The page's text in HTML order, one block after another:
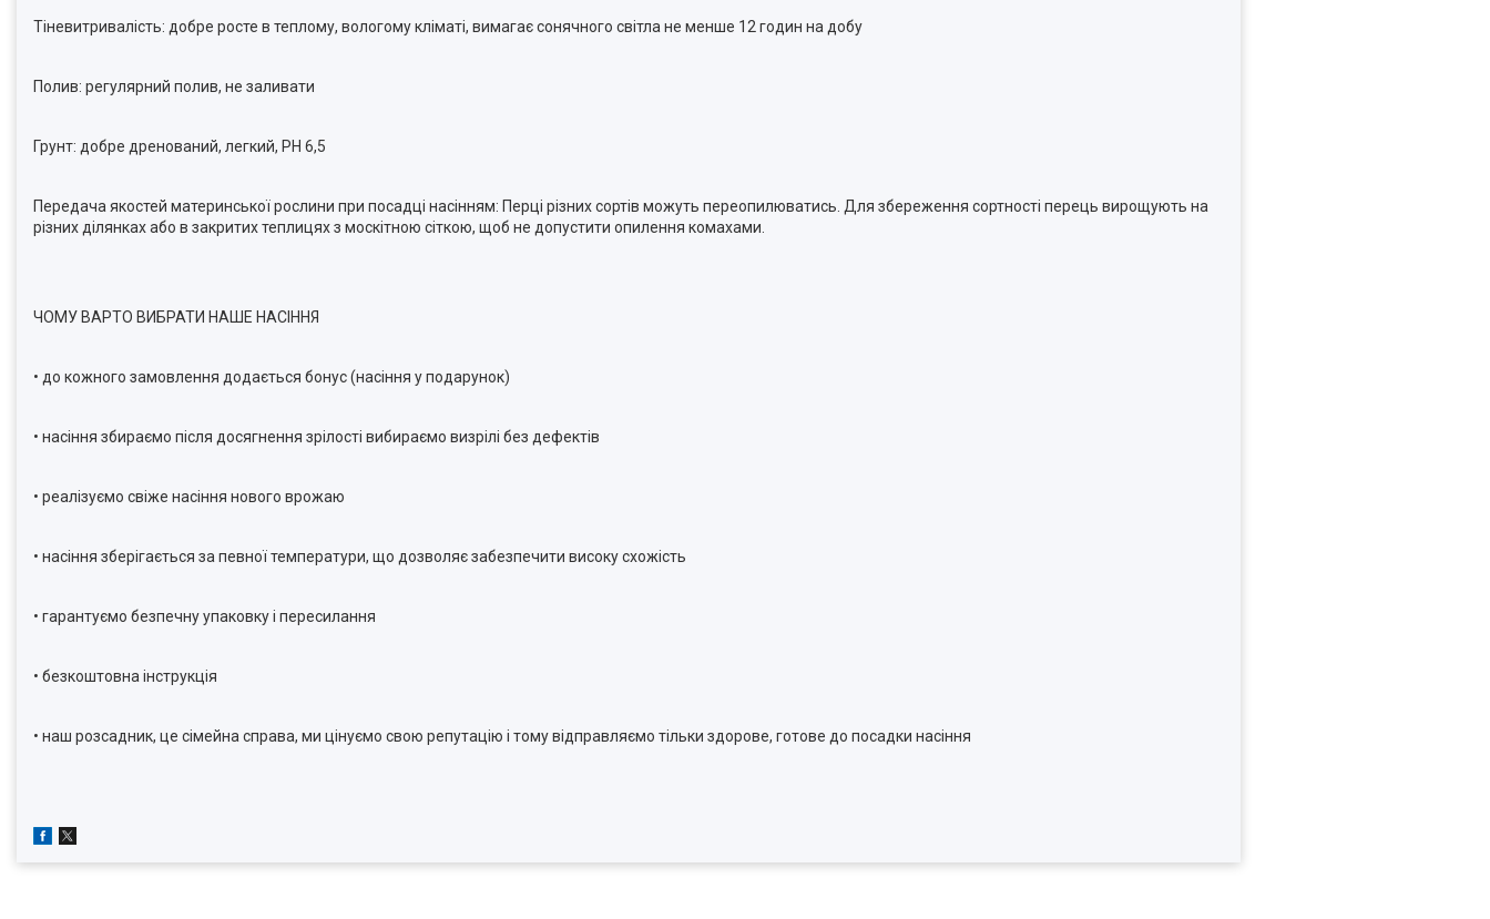
Тіневитривалість: добре росте в теплому, вологому кліматі, вимагає сонячного світла не менше 12 годин на добу
Полив: регулярний полив, не заливати
Грунт: добре дренований, легкий, PH 6,5
Передача якостей материнської рослини при посадці насінням: Перці різних сортів можуть переопилюватись. Для збереження сортності перець вирощують на
різних ділянках або в закритих теплицях з москітною сіткою, щоб не допустити опилення комахами.
ЧОМУ ВАРТО ВИБРАТИ НАШЕ НАСІННЯ
• до кожного замовлення додається бонус (насіння у подарунок)
• насіння збираємо після досягнення зрілості вибираємо визрілі без дефектів
• реалізуємо свіже насіння нового врожаю
• насіння зберігається за певної температури, що дозволяє забезпечити високу схожість
• гарантуємо безпечну упаковку і пересилання
• безкоштовна інструкція
• наш розсадник, це сімейна справа, ми цінуємо свою репутацію і тому відправляємо тільки здорове, готове до посадки насіння